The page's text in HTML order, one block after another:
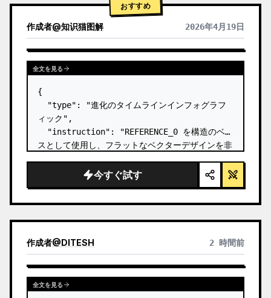
おすすめ
作成者@知识猫图解 2026年4月19日
全文を見る
{
  "type": "進化のタイムラインインフォグラフ
ィック",
  "instruction": "REFERENCE_0 を構造のベー
スとして使用し、フラットなベクターデザインを非
てください。滑らかなスロープを個別の石の階段に
置き換え、すべての生物をフォトリアルな 3D モ
    "background": "{argument
name=\"background style\" default…
今すぐ試す
作成者@DITESH 2 時間前
全文を見る